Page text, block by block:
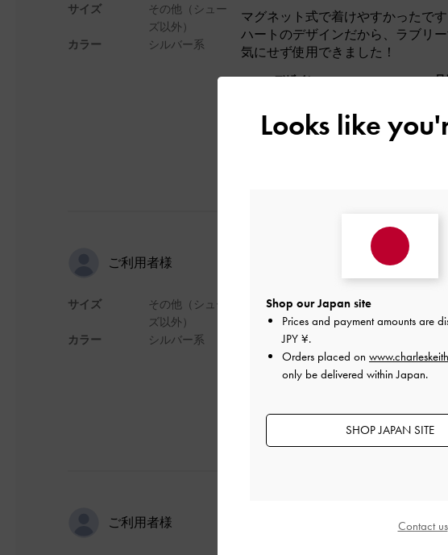
サイズ
カラー
その他（シュー
ズ以外）
シルバー系
マグネット式で着けやすかったです
ハートのデザインだから、ラブリ
気にせず使用できました！
デザイン
ご利用者様
サイズ
カラー
その他（シュー
ズ以外）
シルバー系
可愛いですし、磁石でつけるのも
デザイン
とてもよかった
ご利用者様 kuraraさんのレビュ
Looks like
Shop our Japan site
Prices and payment amounts are
JPY ¥.
Orders placed on
only be delivered within Japan.
SHOP JAPAN SITE
Contact us